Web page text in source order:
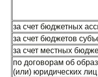
за счет бюджетных
за счет бюджетов
за счет местных
по договорам об
(или) юридических лиц